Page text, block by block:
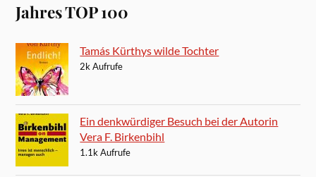
Jahres TOP 100
Tamás Kürthys wilde Tochter
2k Aufrufe
Ein denkwürdiger Besuch bei der Autorin
Vera F. Birkenbihl
1.1k Aufrufe